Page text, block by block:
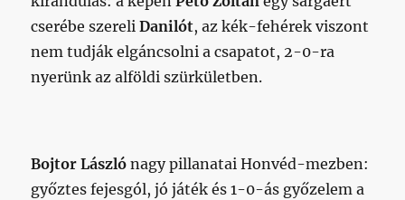
cserébe szereliDanilót, az kék-fehérek viszont
nem tudják elgáncsolni a csapatot, 2-0-ra
nyerünk az alföldi szürkületben.
Bojtor László nagy pillanatai Honvéd-mezben:
győztes fejesgól, jó játék és 1-0-ás győzelem a